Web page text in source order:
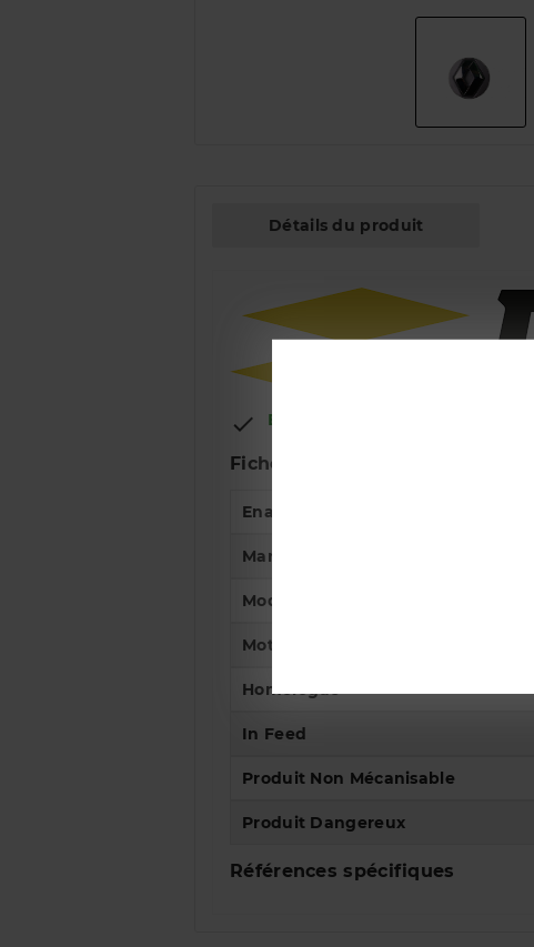
Détails du produit
 En Stock
Fiche technique
Enable Recurring Profile
Marque Du Véhicule
Modèle Du Véhicule
Motorisation
Homologué
In Feed
Produit Non Mécanisable
Produit Dangereux
Références spécifiques